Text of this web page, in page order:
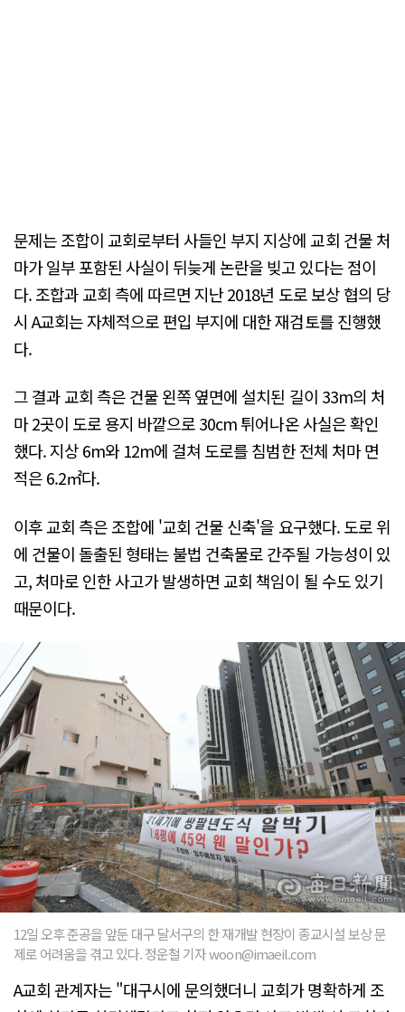
문제는 조합이 교회로부터 사들인 부지 지상에 교회 건물 처
마가 일부 포함된 사실이 뒤늦게 논란을 빚고 있다는 점이
다. 조합과 교회 측에 따르면 지난 2018년 도로 보상 협의 당
시 A교회는 자체적으로 편입 부지에 대한 재검토를 진행했
다.
그 결과 교회 측은 건물 왼쪽 옆면에 설치된 길이 33m의 처
마 2곳이 도로 용지 바깥으로 30cm 튀어나온 사실은 확인
했다. 지상 6m와 12m에 걸쳐 도로를 침범한 전체 처마 면
적은 6.2㎡다.
이후 교회 측은 조합에 '교회 건물 신축'을 요구했다. 도로 위
에 건물이 돌출된 형태는 불법 건축물로 간주될 가능성이 있
고, 처마로 인한 사고가 발생하면 교회 책임이 될 수도 있기
때문이다.
12일 오후 준공을 앞둔 대구 달서구의 한 재개발 현장이 종교시설 보상 문
제로 어려움을 겪고 있다. 정운철 기자 woon@imaeil.com
A교회 관계자는 "대구시에 문의했더니 교회가 명확하게 조